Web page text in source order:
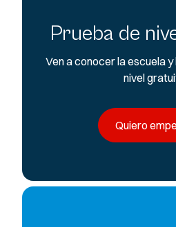
Prueba de
Ven a conocer la escuela
nivel
Quiero